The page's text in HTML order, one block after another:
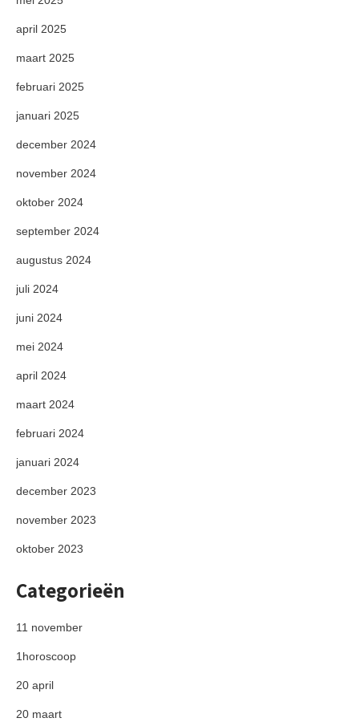
april 2025
maart 2025
februari 2025
januari 2025
december 2024
november 2024
oktober 2024
september 2024
augustus 2024
juli 2024
juni 2024
mei 2024
april 2024
maart 2024
februari 2024
januari 2024
december 2023
november 2023
oktober 2023
Categorieën
11 november
1horoscoop
20 april
20 maart